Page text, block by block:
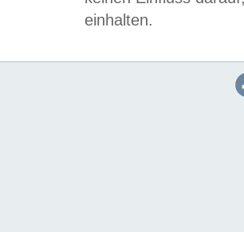
einhalten.